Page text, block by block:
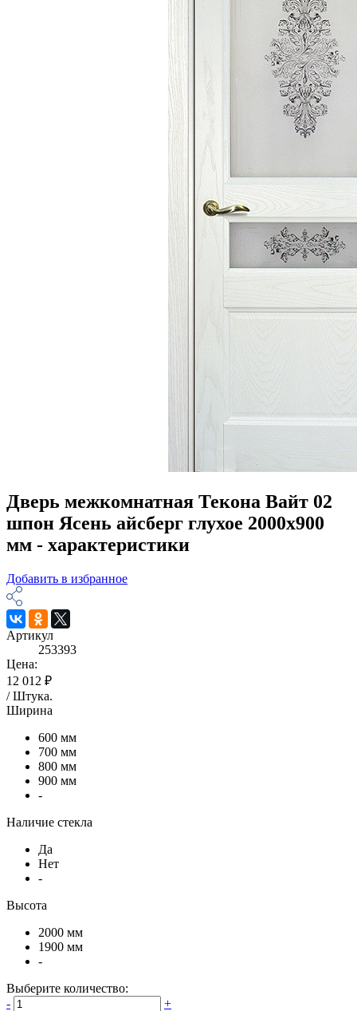
Дверь межкомнатная Текона Вайт 02
шпон Ясень айсберг глухое 2000х900
мм - характеристики
Добавить в избранное
Артикул
253393
Цена:
12 012 ₽
/Штука.
Ширина
600 мм
700 мм
800 мм
900 мм
-
Наличие стекла
Да
Нет
-
Высота
2000 мм
1900 мм
-
Выберите количество:
-
+